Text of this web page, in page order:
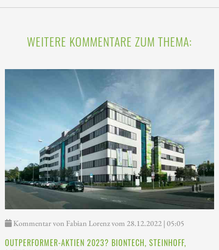
WEITERE KOMMENTARE ZUM THEMA:
Kommentar von Fabian Lorenz vom 28.12.2022 | 05:05
OUTPERFORMER-AKTIEN 2023? BIONTECH, STEINHOFF,